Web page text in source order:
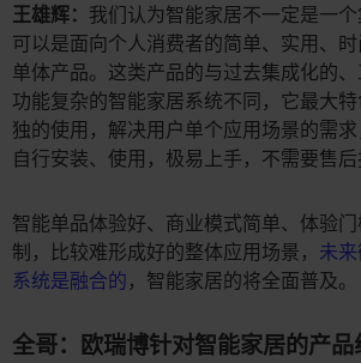
王雄辉： 我们认为智能家居不一定是一
可以是面向个人消费者的简单、实用、
单体产品。这类产品的与过去集成化的、
功能复杂的智能家居系统不同，它最大
独的使用，解决用户单个应用场景的需
自行安装、使用，极易上手，不需要售后
智能单品体验好、商业模式简单、体验
制，比较难形成好的整体应用场景， 未
系统是融合的，智能家居的将全面普及。
全哥：欧瑞博针对智能家居的产品